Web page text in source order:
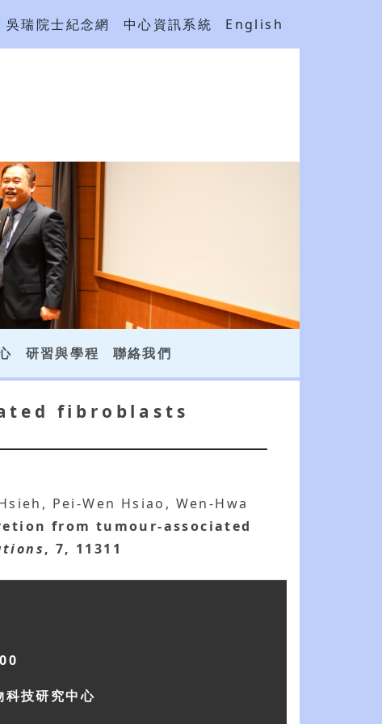
吳瑞院士紀念網 中心資訊系統 English
研習與學程 聯絡我們
fibroblasts
Pei-Wen Hsiao, Wen-Hwa
from tumour-associated
, 7, 11311
技研究中心